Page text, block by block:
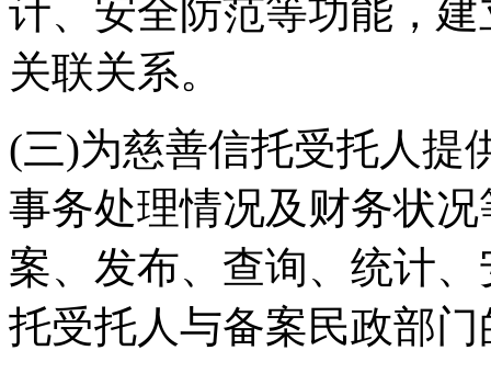
计、安全防范等功能，
关联关系。
(三)为慈善信托受托人提
事务处理情况及财务状
案、发布、查询、统计
托受托人与备案民政部